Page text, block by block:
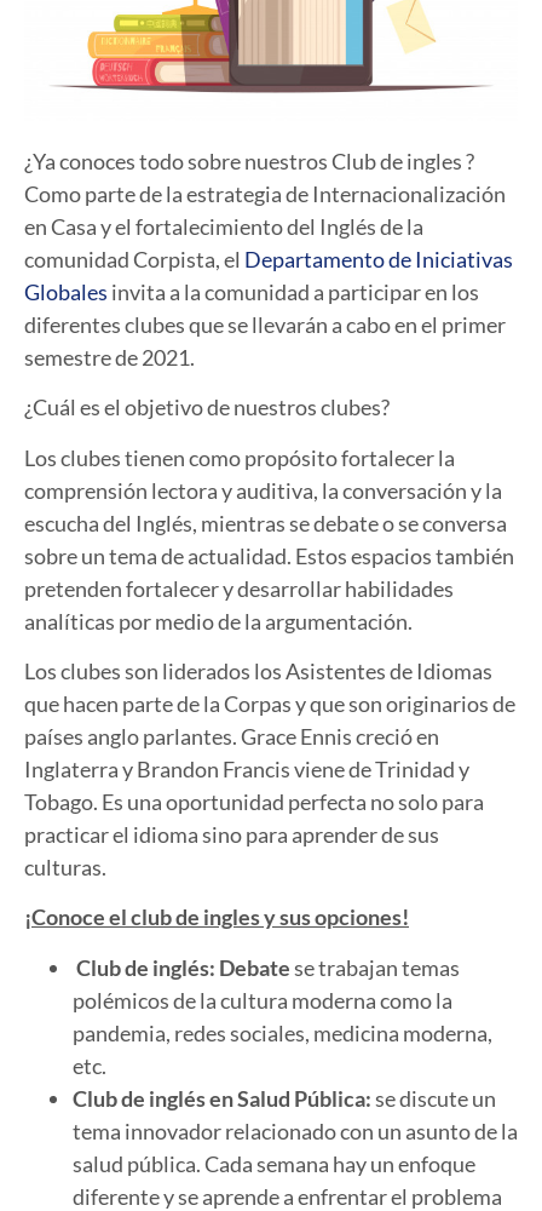
¿Ya conoces todo sobre nuestros Club de ingles ?
Como parte de la estrategia de Internacionalización
en Casa y el fortalecimiento del Inglés de la
comunidad Corpista, el Departamento de Iniciativas
Globales invita a la comunidad a participar en los
diferentes clubes que se llevarán a cabo en el primer
semestre de 2021.
¿Cuál es el objetivo de nuestros clubes?
Los clubes tienen como propósito fortalecer la
comprensión lectora y auditiva, la conversación y la
escucha del Inglés, mientras se debate o se conversa
sobre un tema de actualidad. Estos espacios también
pretenden fortalecer y desarrollar habilidades
analíticas por medio de la argumentación.
Los clubes son liderados los Asistentes de Idiomas
que hacen parte de la Corpas y que son originarios de
países anglo parlantes. Grace Ennis creció en
Inglaterra y Brandon Francis viene de Trinidad y
Tobago. Es una oportunidad perfecta no solo para
practicar el idioma sino para aprender de sus
culturas.
¡Conoce el club de ingles y sus opciones!
Club de inglés: Debatese trabajan temas
polémicos de la cultura moderna como la
pandemia, redes sociales, medicina moderna,
etc.
Club de inglés en Salud Pública:se discute un
tema innovador relacionado con un asunto de la
salud pública. Cada semana hay un enfoque
diferente y se aprende a enfrentar el problema